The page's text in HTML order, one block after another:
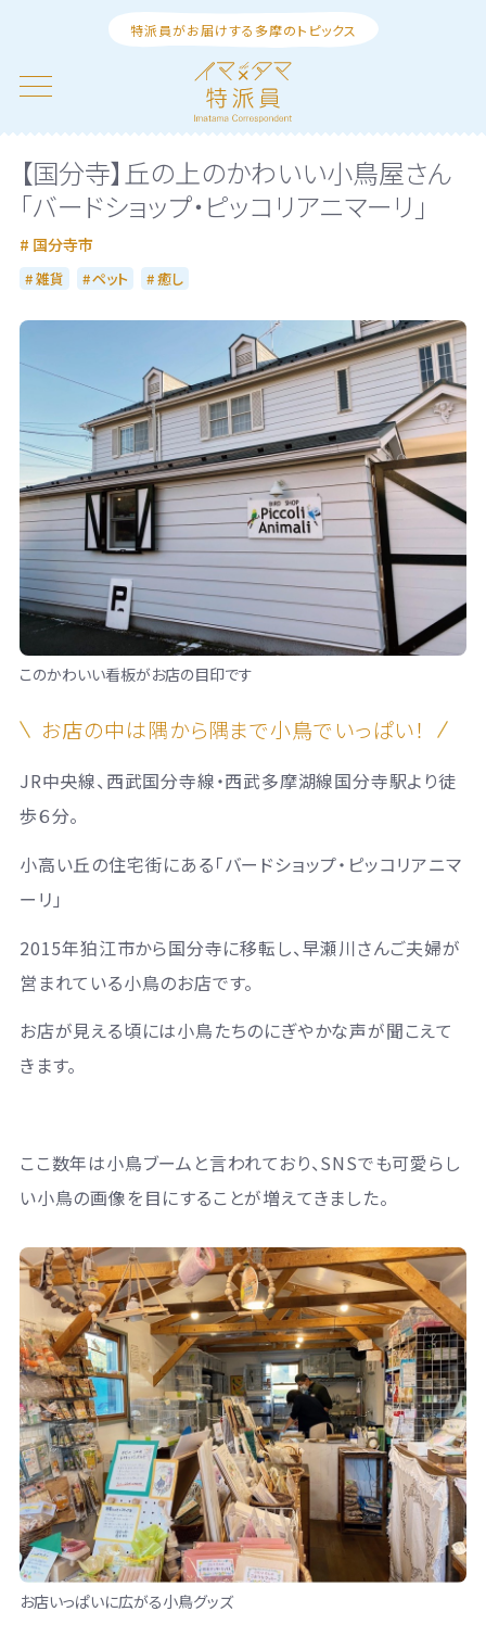
特派員がお届けする多摩のトピックス
【国分寺】丘の上のかわいい小鳥屋さん
「バードショップ・ピッコリアニマーリ」
国分寺市
雑貨 ペット 癒し
このかわいい看板がお店の目印です
お店の中は隅から隅まで小鳥でいっぱい！
JR中央線、西武国分寺線・西武多摩湖線国分寺駅より徒
歩６分。
小高い丘の住宅街にある「バードショップ・ピッコリアニマ
ーリ」
2015年狛江市から国分寺に移転し、早瀬川さんご夫婦が
営まれている小鳥のお店です。
お店が見える頃には小鳥たちのにぎやかな声が聞こえて
きます。
ここ数年は小鳥ブームと言われており、SNSでも可愛らし
い小鳥の画像を目にすることが増えてきました。
お店いっぱいに広がる小鳥グッズ